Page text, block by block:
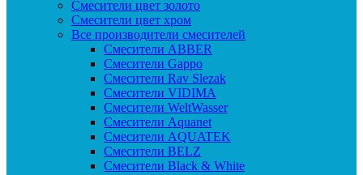
Смесители цвет золото
Смесители цвет хром
Все производители смесителей
Cмесители ABBER
Cмесители Gappo
Cмесители Rav Slezak
Cмесители VIDIMA
Cмесители WeltWasser
Смесители Aquanet
Смесители AQUATEK
Смесители BELZ
Смесители Black & White